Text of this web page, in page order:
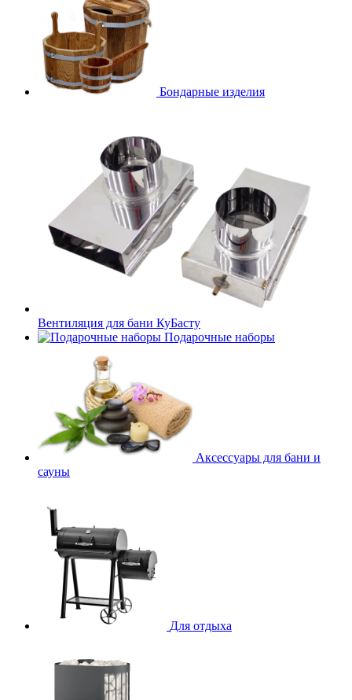
Бондарные изделия
Вентиляция для бани КуБасту
Подарочные наборы
Аксессуары для бани и
сауны
Для отдыха